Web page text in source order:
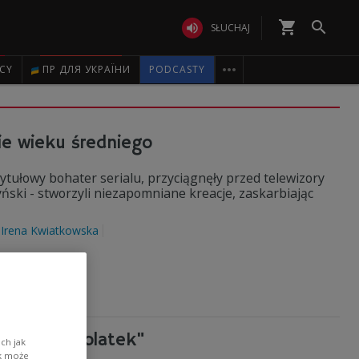
 SŁUCHAJ shopping_cart 
ПР ДЛЯ УКРАЇНИ PODCASTY 
wieku średniego
bohater serialu, przyciągnęły przed telewizory
- stworzyli niezapomniane kreacje, zaskarbiając
Irena Kwiatkowska
jak
może